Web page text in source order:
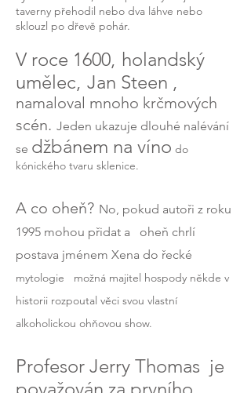
taverny přehodil nebo dva láhve nebo
sklouzl po dřevě pohár.
V roce 1600, holandský
umělec, Jan Steen ,
namaloval mnoho krčmových
scén. Jeden ukazuje dlouhé nalévání
se džbánem na víno do
kónického tvaru sklenice.
A co oheň? No, pokud autoři z roku
1995 mohou přidat a
oheň chrlí
postava jménem Xena do řecké
mytologie
možná majitel hospody někde v
historii rozpoutal věci svou vlastní
alkoholickou ohňovou show.
Profesor Jerry Thomas je